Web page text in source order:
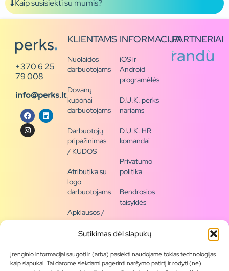
Sutikimas dėl slapukų
Įrenginio informacijai saugoti ir (arba) pasiekti naudojame tokias technologijas
kaip slapukai. Tai darome siekdami pagerinti naršymo patirtį ir rodyti (ne)
Kaip susisiekti su mumis?
+370 6 25
79 008
info@perks.lt
KLIENTAMS
Nuolaidos
darbuotojams
Dovanų
kuponai
darbuotojams
Darbuotojų
pripažinimas
/ KUDOS
Atributika su
logo
darbuotojams
Apklausos /
naujienų
siena
Tapkite
partneriu
INFORMACIJA
iOS ir
Android
programėlės
D.U.K. perks
nariams
D.U.K. HR
komandai
Privatumo
politika
Bendrosios
taisyklės
Kontaktai /
rekvizitai
PARTNERIAI